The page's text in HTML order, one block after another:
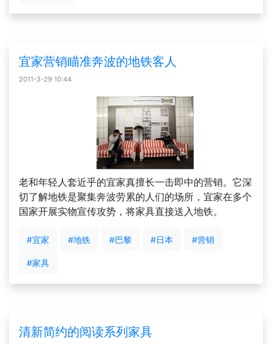
宜家营销瞄准奔波的地铁客人
2011-3-29 10:44
老和年轻人套近乎的宜家真擅长一击即中的营销。它深
切了解地铁是聚集奔波劳累的人们的场所，宜家在多个
国家开展实物宣传攻势，将家具直接送入地铁。
#宜家 #地铁 #巴黎 #日本 #营销
#家具
清新简约的阅读系列家具